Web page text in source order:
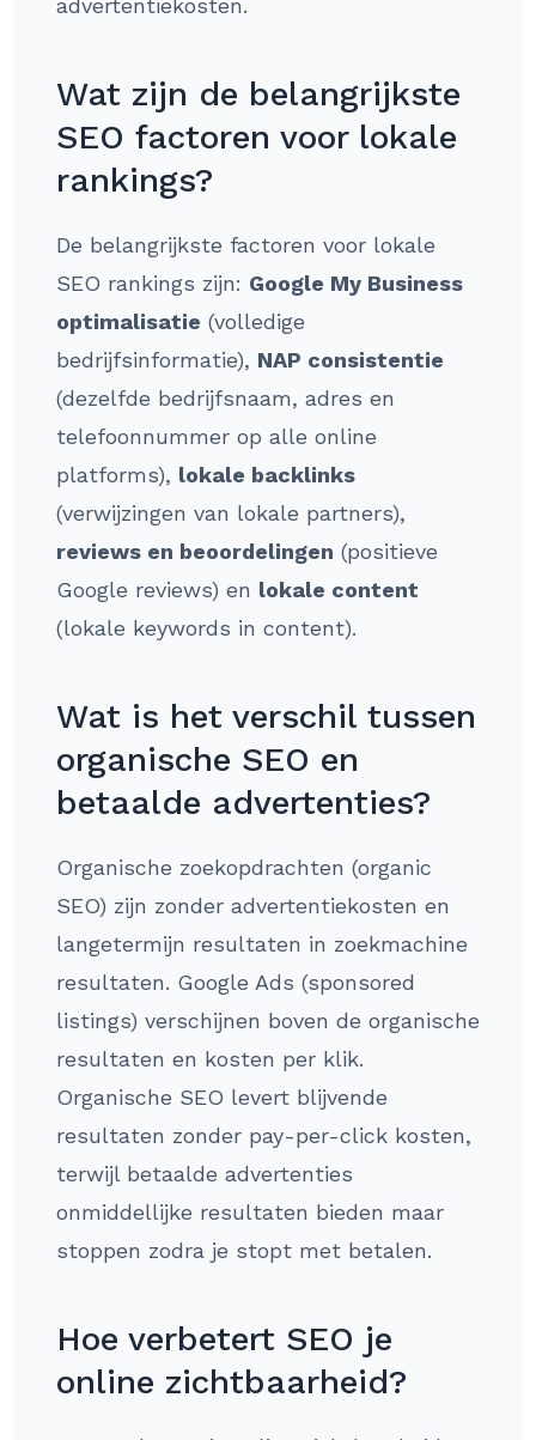
advertentiekosten.
Wat zijn de belangrijkste
SEO factoren voor lokale
rankings?
De belangrijkste factoren voor lokale
SEO rankings zijn: Google My Business
optimalisatie (volledige
bedrijfsinformatie), NAP consistentie
(dezelfde bedrijfsnaam, adres en
telefoonnummer op alle online
platforms), lokale backlinks
(verwijzingen van lokale partners),
reviews en beoordelingen (positieve
Google reviews) en lokale content
(lokale keywords in content).
Wat is het verschil tussen
organische SEO en
betaalde advertenties?
Organische zoekopdrachten (organic
SEO) zijn zonder advertentiekosten en
langetermijn resultaten in zoekmachine
resultaten. Google Ads (sponsored
listings) verschijnen boven de organische
resultaten en kosten per klik.
Organische SEO levert blijvende
resultaten zonder pay-per-click kosten,
terwijl betaalde advertenties
onmiddellijke resultaten bieden maar
stoppen zodra je stopt met betalen.
Hoe verbetert SEO je
online zichtbaarheid?